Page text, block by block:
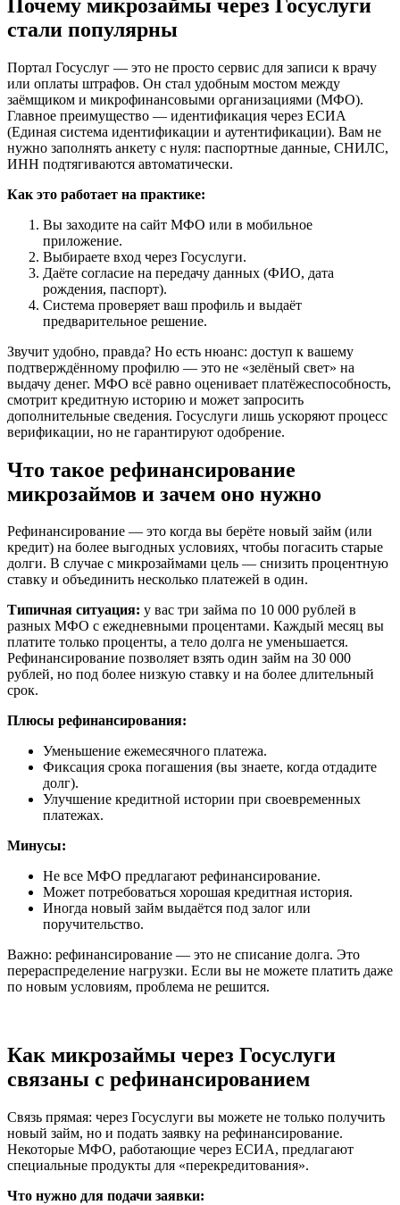
Почему микрозаймы через Госуслуги
стали популярны
Портал Госуслуг — это не просто сервис для записи к врачу
или оплаты штрафов. Он стал удобным мостом между
заёмщиком и микрофинансовыми организациями (МФО).
Главное преимущество — идентификация через ЕСИА
(Единая система идентификации и аутентификации). Вам не
нужно заполнять анкету с нуля: паспортные данные, СНИЛС,
ИНН подтягиваются автоматически.
Как это работает на практике:
Вы заходите на сайт МФО или в мобильное
приложение.
Выбираете вход через Госуслуги.
Даёте согласие на передачу данных (ФИО, дата
рождения, паспорт).
Система проверяет ваш профиль и выдаёт
предварительное решение.
Звучит удобно, правда? Но есть нюанс: доступ к вашему
подтверждённому профилю — это не «зелёный свет» на
выдачу денег. МФО всё равно оценивает платёжеспособность,
смотрит кредитную историю и может запросить
дополнительные сведения. Госуслуги лишь ускоряют процесс
верификации, но не гарантируют одобрение.
Что такое рефинансирование
микрозаймов и зачем оно нужно
Рефинансирование — это когда вы берёте новый займ (или
кредит) на более выгодных условиях, чтобы погасить старые
долги. В случае с микрозаймами цель — снизить процентную
ставку и объединить несколько платежей в один.
Типичная ситуация: у вас три займа по 10 000 рублей в
разных МФО с ежедневными процентами. Каждый месяц вы
платите только проценты, а тело долга не уменьшается.
Рефинансирование позволяет взять один займ на 30 000
рублей, но под более низкую ставку и на более длительный
срок.
Плюсы рефинансирования:
Уменьшение ежемесячного платежа.
Фиксация срока погашения (вы знаете, когда отдадите
долг).
Улучшение кредитной истории при своевременных
платежах.
Минусы:
Не все МФО предлагают рефинансирование.
Может потребоваться хорошая кредитная история.
Иногда новый займ выдаётся под залог или
поручительство.
Важно: рефинансирование — это не списание долга. Это
перераспределение нагрузки. Если вы не можете платить даже
по новым условиям, проблема не решится.
Как микрозаймы через Госуслуги
связаны с рефинансированием
Связь прямая: через Госуслуги вы можете не только получить
новый займ, но и подать заявку на рефинансирование.
Некоторые МФО, работающие через ЕСИА, предлагают
специальные продукты для «перекредитования».
Что нужно для подачи заявки: